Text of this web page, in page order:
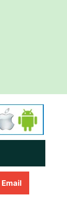
Email